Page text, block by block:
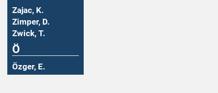
Zajac, K.
Zimper, D.
Zwick, T.
Ö
Özger, E.